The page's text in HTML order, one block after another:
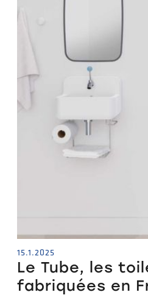
15.1.2025
Le Tube, les
fabriquées en